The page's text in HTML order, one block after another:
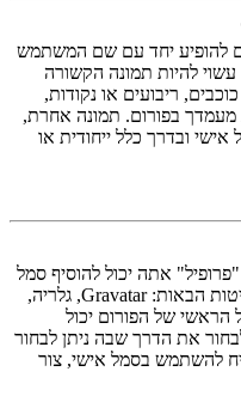
להופיע יחד עם שם המשתמש
להיות תמונה הקשורה
ריבועים או נקודות,
בפורום. תמונה אחרת,
ובדרך כלל ייחודית או
אתה יכול להוסיף סמל
אישי באמצעות אחת מארבע השיטות הבאות: Gravatar, גלריה,
של הפורום יכול
את הדרך שבה ניתן לבחור
להשתמש בסמל אישי, צור